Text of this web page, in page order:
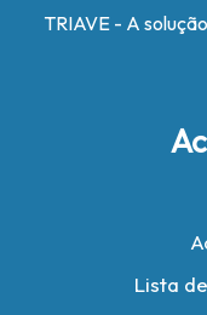
TRIAVE - A
Lista